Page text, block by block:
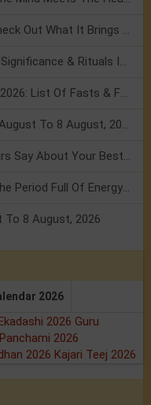
To 8 August, 2026
2026
2026 Guru
2026
2026 Kajari Teej 2026